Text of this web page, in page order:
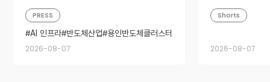
보
2026-08-07
PRESS
AI 인프라 반도체산업 용인반도체클러스터
2026-08-07
Shorts